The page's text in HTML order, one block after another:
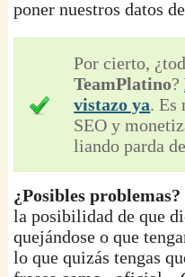
poner nuestros datos
Por cierto,
TeamPlatino?
vistazo ya. Es
SEO y
liando parda
¿Posibles problemas?
la posibilidad de que
quejándose o que
lo que quizás tengas